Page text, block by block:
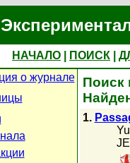
НАЧАЛО ПОИСК
о журнале
Поиск
1.